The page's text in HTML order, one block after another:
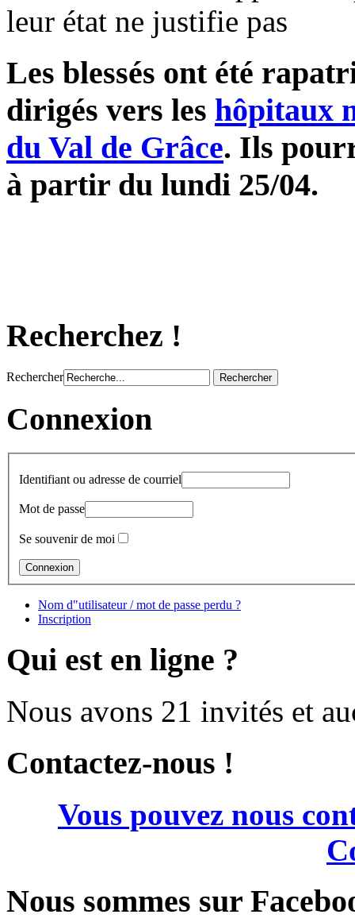
leur état ne justifie pas
Les blessés ont été
dirigés vers les hôpitaux
du Val de Grâce. Ils
à partir du lundi 25/04.
Recherchez !
Rechercher
Connexion
Identifiant ou adresse de courriel
Mot de passe
Se souvenir de moi
Nom d"utilisateur / mot de passe perdu ?
Inscription
Qui est en ligne ?
Nous avons 21 invités et
Contactez-nous !
Vous pouvez nous
Nous sommes sur